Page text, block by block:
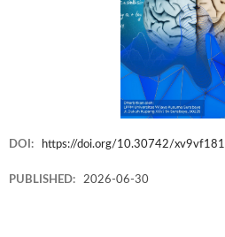
DOI: https://doi.org/10.30742/xv9vf181
PUBLISHED: 2026-06-30